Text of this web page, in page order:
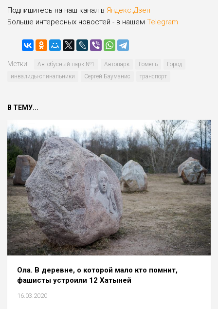
Подпишитесь на наш канал в Яндекс.Дзен
Больше интересных новостей - в нашем Telegram
Метки: Авто­бусный парк №1 Автопарк Гомель
Город
инвалиды-спинальники
Сергей Бауманис транспорт
В ТЕМУ...
Ола. В деревне, о которой мало кто помнит,
фашисты устроили 12 Хатыней
16.03.2020